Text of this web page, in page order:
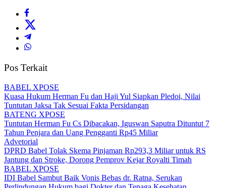
Pos Terkait
BABEL XPOSE
Kuasa Hukum Herman Fu dan Haji Yul Siapkan Pledoi, Nilai
Tuntutan Jaksa Tak Sesuai Fakta Persidangan
BATENG XPOSE
Tuntutan Herman Fu Cs Dibacakan, Iguswan Saputra Dituntut 7
Tahun Penjara dan Uang Pengganti Rp45 Miliar
Advetorial
DPRD Babel Tolak Skema Pinjaman Rp293,3 Miliar untuk RS
Jantung dan Stroke, Dorong Pemprov Kejar Royalti Timah
BABEL XPOSE
IDI Babel Sambut Baik Vonis Bebas dr. Ratna, Serukan